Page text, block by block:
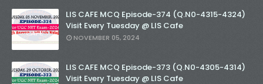
LIS CAFE MCQ Episode-374 (Q.N0-4315-4324)
Visit Every Tuesday @ LIS Cafe
NOVEMBER 05, 2024
LIS CAFE MCQ Episode-373 (Q.N0-4305-4314)
Visit Every Tuesday @ LIS Cafe